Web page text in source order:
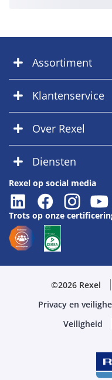
Assortiment
Klantenservice
Over Rexel
Diensten
Rexel op social media
Trots op onze
©2026 Rexel
Privacy en
Veiligheid